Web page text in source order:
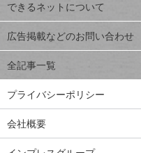
close
閉じ
る
Excel Q&A
トイアンナ流仕
事術
ではじめる業務
の完全自動化
AI議事録作成術
できるネットについて
広告掲載などのお問い合わせ
全記事一覧
プライバシーポリシー
会社概要